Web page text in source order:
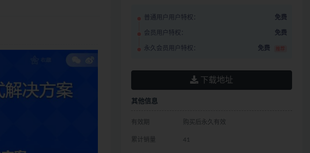
普通用户用户特权： 免费
会员用户特权： 免费
永久会员用户特权： 免费 推荐
下载地址
其他信息
有效期 购买后永久有效
累计销量 41